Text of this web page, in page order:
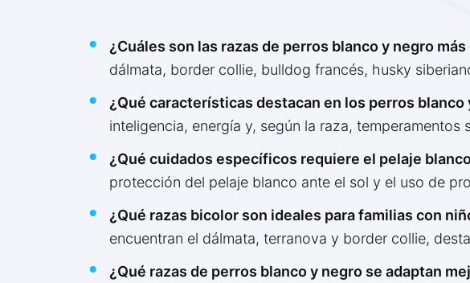
¿Cuáles son las razas de perros blanco y negro
dálmata, border collie, bulldog francés, husky
¿Qué características destacan en los perros blanco
inteligencia, energía y, según la raza, temperamentos
¿Qué cuidados específicos requiere el pelaje
protección del pelaje blanco ante el sol y el uso de
¿Qué razas bicolor son ideales para familias con
encuentran el dálmata, terranova y border collie,
¿Qué razas de perros blanco y negro se adaptan